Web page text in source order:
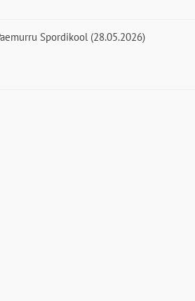
Spordikool (28.05.2026)